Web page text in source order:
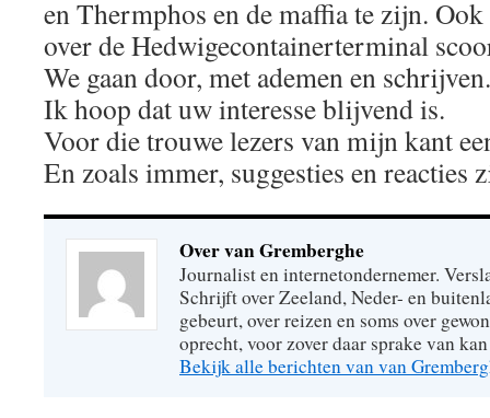
en Thermphos en de maffia te zijn.
over de Hedwigecontainerterminal
We gaan door, met ademen en schrijven.
Ik hoop dat uw interesse blijvend is.
Voor die trouwe lezers van mijn kant
En zoals immer, suggesties en reacties
Over van Gremberghe
Journalist en internetondernemer.
Schrijft over Zeeland, Neder- en
gebeurt, over reizen en soms over
oprecht, voor zover daar sprake van
Bekijk alle berichten van van